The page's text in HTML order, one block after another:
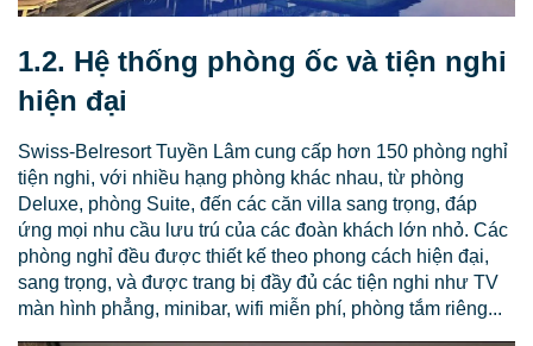
1.2. Hệ thống phòng ốc và tiện nghi
hiện đại
Swiss-Belresort Tuyền Lâm cung cấp hơn 150 phòng nghỉ
tiện nghi, với nhiều hạng phòng khác nhau, từ phòng
Deluxe, phòng Suite, đến các căn villa sang trọng, đáp
ứng mọi nhu cầu lưu trú của các đoàn khách lớn nhỏ. Các
phòng nghỉ đều được thiết kế theo phong cách hiện đại,
sang trọng, và được trang bị đầy đủ các tiện nghi như TV
màn hình phẳng, minibar, wifi miễn phí, phòng tắm riêng...